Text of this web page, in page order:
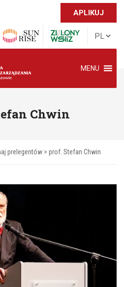
APLIKUJ
MENU
Chwin
prelegentów > prof. Stefan Chwin